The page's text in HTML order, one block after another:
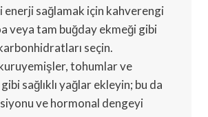
enerji sağlamak için kahverengi
veya tam buğday ekmeği gibi
seçin.
tohumlar ve
sağlıklı yağlar ekleyin; bu da
ve hormonal dengeyi